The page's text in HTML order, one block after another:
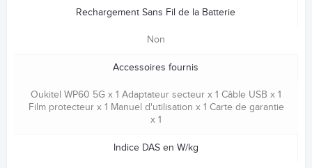
Rechargement Sans Fil de la Batterie
Non
Accessoires fournis
Oukitel WP60 5G x 1 Adaptateur secteur x 1 Câble USB x 1
Film protecteur x 1 Manuel d'utilisation x 1 Carte de garantie
x 1
Indice DAS en W/kg